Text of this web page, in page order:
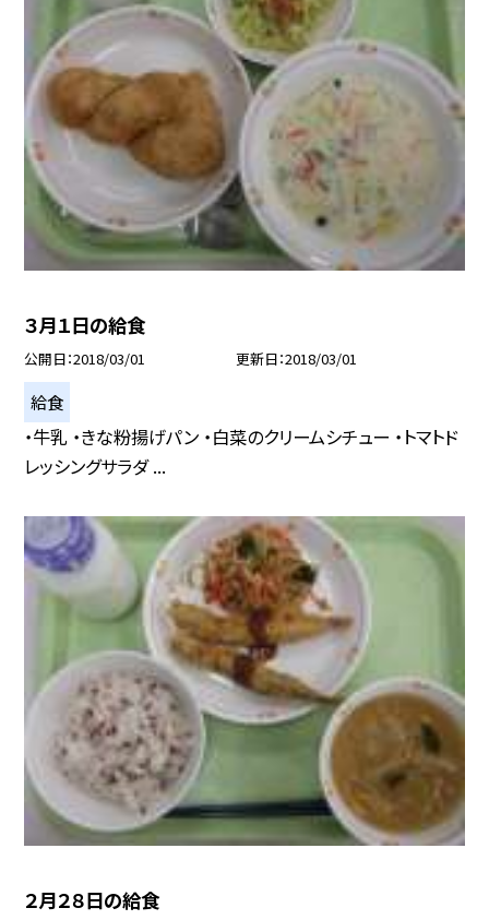
３月１日の給食
公開日 2018/03/01 更新日 2018/03/01
給食
・牛乳 ・きな粉揚げパン ・白菜のクリームシチュー ・トマトド
レッシングサラダ ...
２月２８日の給食